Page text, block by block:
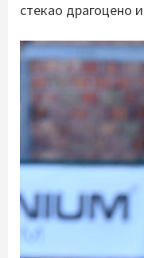
стекао драгоцено